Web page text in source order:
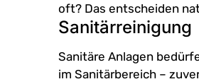
oft? Das entscheiden
Sanitärreinigung
Sanitäre Anlagen
im Sanitärbereich –